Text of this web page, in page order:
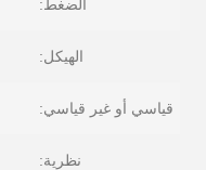
الضغط:
الهيكل:
قياسي أو غير قياسي:
نظرية: